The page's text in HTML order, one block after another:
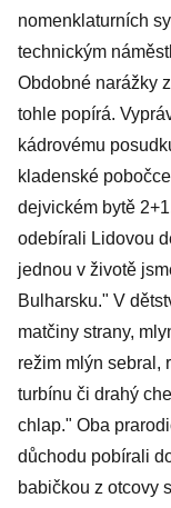
nomenklaturních
technickým
Obdobné narážky
tohle popírá.
kádrovému
kladenské
dejvickém bytě
odebírali Lidovou
jednou v životě
Bulharsku." V
matčiny strany,
režim mlýn sebral,
turbínu či drahý
chlap." Oba
důchodu pobírali
babičkou z otcovy